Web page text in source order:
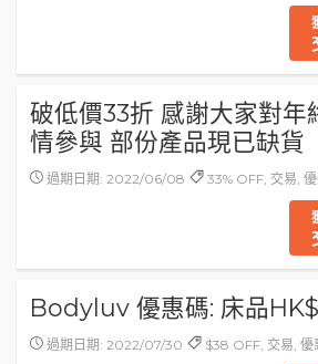
破低價33折 感謝大家對年
情參與 部份產品現已缺貨
過期日期: 2022/06/08 33% OFF, 交易,
Bodyluv 優惠碼: 床品
過期日期: 2022/07/30 $38 OFF, 交易, 優